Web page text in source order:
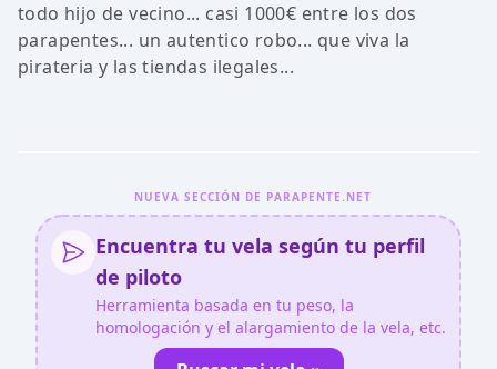
todo hijo de vecino... casi 1000€ entre los dos
parapentes... un autentico robo... que viva la
pirateria y las tiendas ilegales...
NUEVA SECCIÓN DE PARAPENTE.NET
Encuentra tu vela según tu perfil
de piloto
Herramienta basada en tu peso, la
homologación y el alargamiento de la vela, etc.